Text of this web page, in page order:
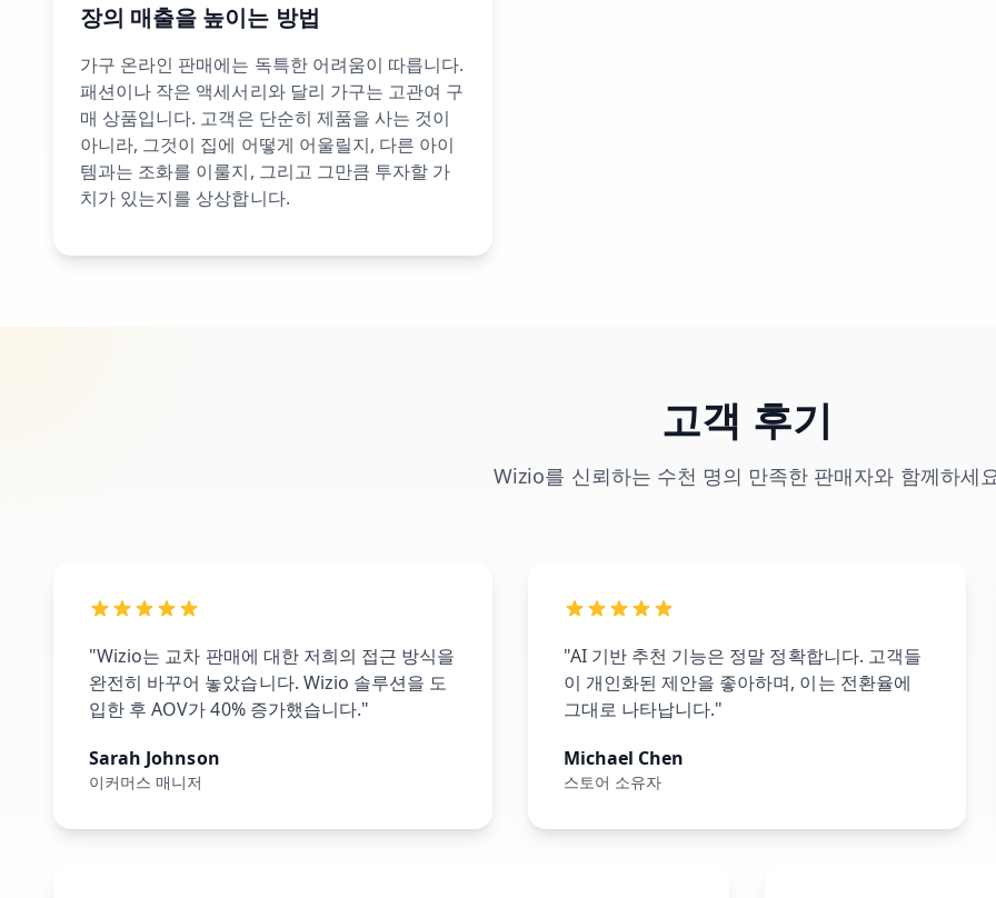
장의 매출을 높이는 방법
가구 온라인 판매에는 독특한 어려움이 따릅니다.
패션이나 작은 액세서리와 달리 가구는 고관여 구
매 상품입니다. 고객은 단순히 제품을 사는 것이
아니라, 그것이 집에 어떻게 어울릴지, 다른 아이
템과는 조화를 이룰지, 그리고 그만큼 투자할 가
치가 있는지를 상상합니다.
고객 후기
Wizio를 신뢰하는 수천 명의 만족한 판매자와 함께하세
"Wizio는 교차 판매에 대한 저희의 접근 방식을
완전히 바꾸어 놓았습니다. Wizio 솔루션을 도
입한 후 AOV가 40% 증가했습니다."
Sarah Johnson
이커머스 매니저
"AI 기반 추천 기능은 정말 정확합니다. 고객들
이 개인화된 제안을 좋아하며, 이는 전환율에
그대로 나타납니다."
Michael Chen
스토어 소유자